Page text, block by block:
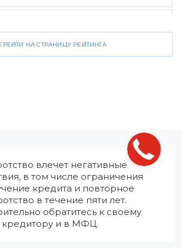
НА СТРАНИЦУ РЕЙТИНГА
влечет негативные
в том числе ограничения
кредита и повторное
в течение пяти лет.
обратитесь к своему
кредитору и в МФЦ.